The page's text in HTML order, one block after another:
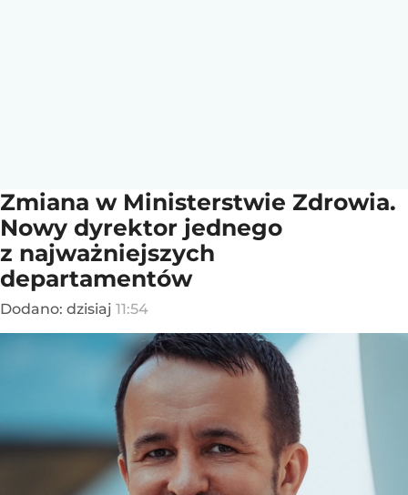
Zmiana w Ministerstwie Zdrowia.
Nowy dyrektor jednego
z najważniejszych
departamentów
Dodano: dzisiaj 11:54